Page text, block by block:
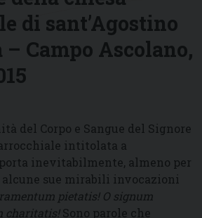
di sant’Agostino
Campo Ascolano,
del Corpo e Sangue del Signore
intitolata a
inevitabilmente, almeno per
alcune sue mirabili invocazioni
pietatis! O signum
charitatis!Sono parole che